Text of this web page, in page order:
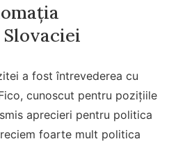
a fost întrevederea cu
cunoscut pentru pozițiile
aprecieri pentru politica
foarte mult politica